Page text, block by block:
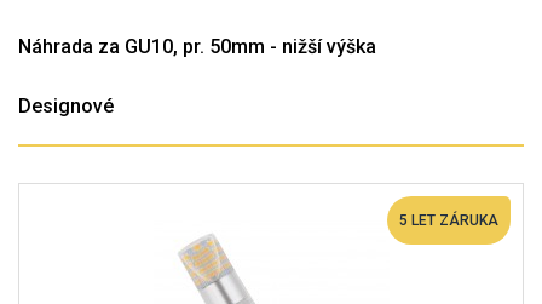
Náhrada za GU10, pr. 50mm - nižší výška
Designové
5 LET ZÁRUKA